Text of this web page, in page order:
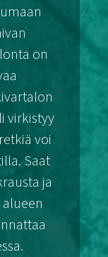
on
virkistyy
voi
Saat
ja